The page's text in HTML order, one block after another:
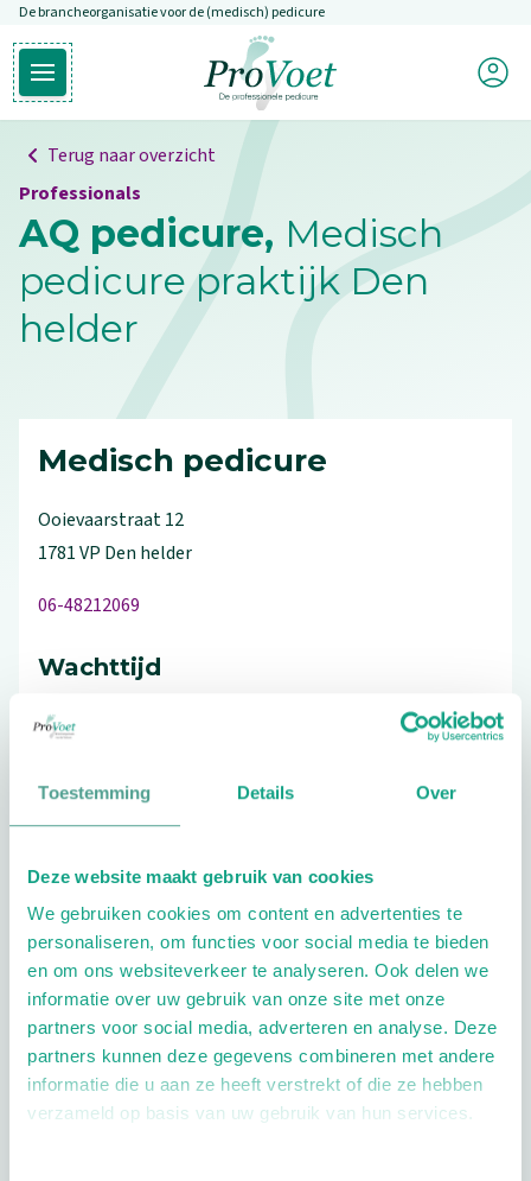
Toestemming Details Over
Deze website maakt gebruik van cookies
We gebruiken cookies om content en advertenties te
personaliseren, om functies voor social media te bieden
en om ons websiteverkeer te analyseren. Ook delen we
informatie over uw gebruik van onze site met onze
partners voor social media, adverteren en analyse. Deze
partners kunnen deze gegevens combineren met andere
informatie die u aan ze heeft verstrekt of die ze hebben
verzameld op basis van uw gebruik van hun services.
Overslaan en naar de inhoud gaan
De brancheorganisatie voor de (medisch) pedicure
Open hoofdmenu
Ga naar de homepagina
Mijn
Terug naar overzicht
Professionals
AQ pedicure, Medisch
pedicure praktijk Den
helder
Medisch pedicure
Ooievaarstraat12
1781 VP Den helder
06-48212069
Wachttijd
Maximaal half jaar
Schrijf ook een review
Extra opties